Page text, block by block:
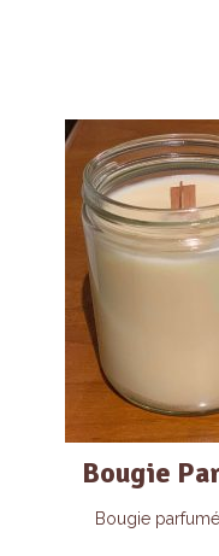
Bougie
Bougie